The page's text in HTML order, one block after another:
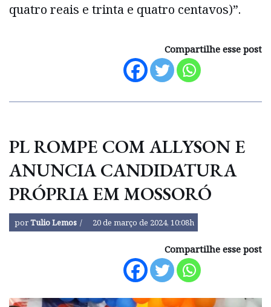
quatro reais e trinta e quatro centavos)”.
Compartilhe esse post
PL ROMPE COM ALLYSON E
ANUNCIA CANDIDATURA
PRÓPRIA EM MOSSORÓ
porTulio Lemos 20 de março de 2024, 10:08h
Compartilhe esse post